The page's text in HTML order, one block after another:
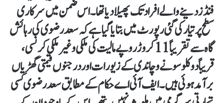
فنڈز دینے والے افراد تک پھیلا دیا تھا۔ اس ضمن میں سرکاری
سطح پر تیار کی گئی رپورٹ میں بتایا گیا ہے کہ سعد رضوی کی رہائش
گاہ سے تقریباً 11 کروڑ روپے مالیت کی ملکی و غیرملکی کرنسی،
قریباً دو کلو سونے و چاندی کے زیورات اور درجنوں قیمتی گھڑیاں
برآمد ہوئی ہیں۔ ایف آئی اے حکام کے مطابق سعد رضوی کسی